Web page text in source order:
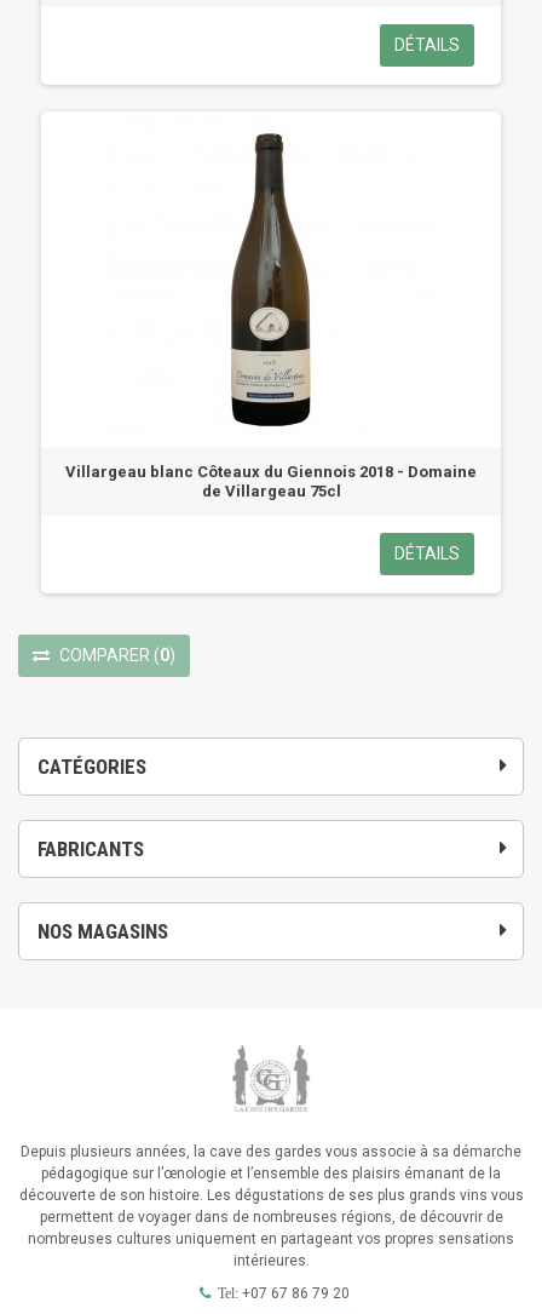
CATÉGORIES
FABRICANTS
NOS MAGASINS
DÉTAILS
Villargeau blanc Côteaux du Giennois 2018 - Domaine
de Villargeau 75cl
DÉTAILS
COMPARER (0)
Depuis plusieurs années, la cave des gardes vous associe à sa démarche
pédagogique sur l’œnologie et l’ensemble des plaisirs émanant de la
découverte de son histoire. Les dégustations de ses plus grands vins vous
permettent de voyager dans de nombreuses régions, de découvrir de
nombreuses cultures uniquement en partageant vos propres sensations
intérieures.
Tel:+07 67 86 79 20